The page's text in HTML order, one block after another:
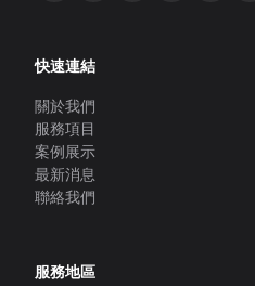
快速連結
關於我們
服務項目
案例展示
最新消息
聯絡我們
服務地區